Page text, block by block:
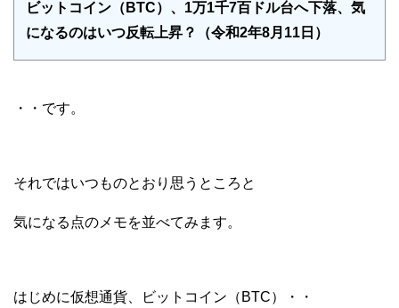
ビットコイン（BTC）、1万1千7百ドル台へ下落、気
になるのはいつ反転上昇？（令和2年8月11日）
・・です。
それではいつものとおり思うところと
気になる点のメモを並べてみます。
はじめに仮想通貨、ビットコイン（BTC）・・